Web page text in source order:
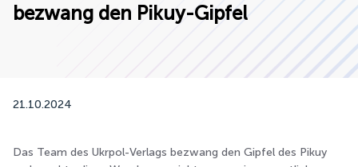
bezwang den Pikuy-Gipfel
21.10.2024
Das Team des Ukrpol-Verlags bezwang den Gipfel des Pikuy